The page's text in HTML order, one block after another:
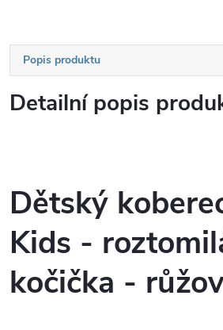
Popis produktu
Detailní popis
Dětský
Kids -
kočička -